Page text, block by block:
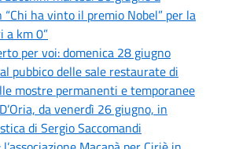
“Chi ha vinto il premio Nobel” per la
a km 0”
per voi: domenica 28 giugno
pubbico delle sale restaurate di
mostre permanenti e temporanee
da venerdì 26 giugno, in
di Sergio Saccomandi